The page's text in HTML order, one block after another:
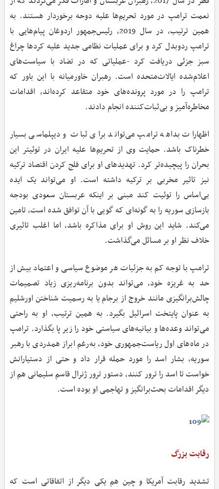
نعمت ترامپ در مورد تحریم‌ها علیه دوحه برخوردار هستند. به
همین ترتیب، در سال 2019، رئیس‌جمهور اردوغان پیام‌هایی با
ترامپ ردوبدل کرد و برای عملیات نظامی جدید علیه کردها چراغ
سبز جزئی دریافت کرد -عملیاتی که در تضاد با سیاست‌های
اعلام‌شده ایالات‌متحده است. رهبران خاورمیانه با این باور که
ترامپ را در مورد پرونده‌های خود متقاعد کرده‌اند، اقدامات
مخاطره‌آمیز و بی‌ثبات‌کننده انجام دادند.
اظهارات بداهه ترامپ می‌تواند برای ثبات و دیپلماسی بسیار
خطرناک باشد. حمایت وی از تحریم‌ها علیه ایران در توئیتر این
بحران را پیچیده‌تر کرد. تهدیدهای او برای فلج کردن اقتصاد ترکیه
نیز تاثیر مخربی بر ترکیه داشته است. او می‌تواند یک ایده
بی‌اساس را توئیت کند مبنی بر اینکه عربستان سعودی بودجه
بازسازی سوریه را به گونه‌ای که گویی با آن توافق شده است، تامین
می‌کند. شاید این روش او برای مذاکره باشد، اما اغلب تاثیری
خلاف نظر او بر مسائل می‌گذاشت.
ترامپ با توجه کم به جزئیات هر موضوع سیاسی و اعتماد بیش از
حد به غریزه خود، می‌تواند بدون برنامه‌ریزی زیاد تصمیمات
چالش‌برانگیزی مانند خروج از برجام یا به رسمیت شناختن اورشلیم
به عنوان پایتخت اسرائیل بگیرد. به همین ترتیب، او به راحتی
می‌تواند وعده‌ها و بیانیه‌های سیاستی خود را زیر پا بگذارد. ترامپ
در ماه‌های اول ریاست‌جمهوری خود، به‌رغم ابراز همدردی با رهبر
سوریه، بشار اسد را مورد حمله قرار داد و حتی از دستیارانش
خواست تا اسد را ترور کنند، دستور ترور ژنرال قاسم سلیمانی هم از
دیگر اقدامات بحث‌برانگیز و تهاجمی او بوده است.
رقابت بزرگ
تشدید رقابت آمریکا و چین هم یکی دیگر از اتفاقاتی است که